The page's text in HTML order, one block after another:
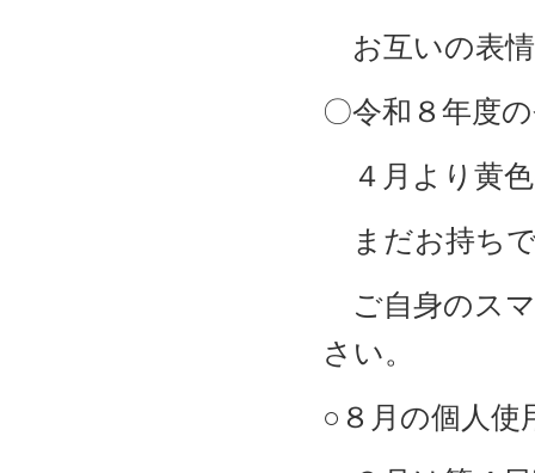
お互いの表
〇令和８年度
４月より黄
まだお持ち
ご自身のス
さい。
○８月の個人使